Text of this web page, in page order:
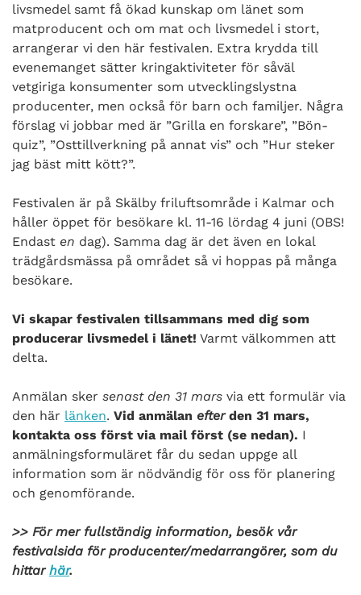
livsmedel samt få ökad kunskap om länet som
matproducent och om mat och livsmedel i stort,
arrangerar vi den här festivalen. Extra krydda till
evenemanget sätter kringaktiviteter för såväl
vetgiriga konsumenter som utvecklingslystna
producenter, men också för barn och familjer. Några
förslag vi jobbar med är ”Grilla en forskare”, ”Bön-
quiz”, ”Osttillverkning på annat vis” och ”Hur steker
jag bäst mitt kött?”.
Festivalen är på Skälby friluftsområde i Kalmar och
håller öppet för besökare kl. 11-16 lördag 4 juni (OBS!
Endast en dag). Samma dag är det även en lokal
trädgårdsmässa på området så vi hoppas på många
besökare.
Vi skapar festivalen tillsammans med dig som
producerar livsmedel i länet! Varmt välkommen att
delta.
Anmälan sker senast den 31 mars via ett formulär via
den här länken. Vid anmälan efterden 31 mars,
kontakta oss först via mail först (se nedan). I
anmälningsformuläret får du sedan uppge all
information som är nödvändig för oss för planering
och genomförande.
>> För mer fullständig information, besök vår
festivalsida för producenter/medarrangörer, som du
hittarhär.